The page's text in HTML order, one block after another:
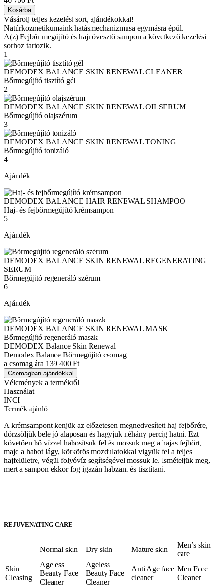
Kosárba
Vásárolj teljes kezelési sort, ajándékokkal!
Natúrkozmetikumaink hatásmechanizmusa egymásra épül.
A(z) Fejbőr megújító és hajnövesztő sampon a következő kezelési
sorhoz tartozik.
1
DEMODEX BALANCE SKIN RENEWAL CLEANER
Bőrmegújító tisztító gél
2
DEMODEX BALANCE SKIN RENEWAL OILSERUM
Bőrmegújító olajszérum
3
DEMODEX BALANCE SKIN RENEWAL TONING
Bőrmegújító tonizáló
4
Ajándék
DEMODEX BALANCE HAIR RENEWAL SHAMPOO
Haj- és fejbőrmegújító krémsampon
5
Ajándék
DEMODEX BALANCE SKIN RENEWAL REGENERATING
SERUM
Bőrmegújító regeneráló szérum
6
Ajándék
DEMODEX BALANCE SKIN RENEWAL MASK
Bőrmegújító regeneráló maszk
DEMODEX Balance Skin Renewal
Demodex Balance Bőrmegújító csomag
a csomag ára 139 400 Ft
Csomagban ajándékkal
Vélemények a termékről
Használat
INCI
Termék ajánló
A krémsampont kenjük az előzetesen megnedvesített haj fejbőrére,
dörzsöljük bele jó alaposan és hagyjuk néhány percig hatni. Ezt
követően bő vízzel habosítsuk fel és mossuk meg a hajas fejbőrt,
majd a habot lágy, körkörös mozdulatokkal vigyük fel a teljes
hajfelületre, végül folyóvíz segítségével mossuk le. Ismételjük meg,
mert a sampon ekkor fog igazán habzani és tisztítani.
REJUVENATING CARE
Normal skin Dry skin Mature skin
Men’s skin
care
Skin
Cleasing
Ageless
Beauty Face
Cleaner
Ageless
Beauty Face
Cleaner
Anti Age face
cleaner
Men Face
Cleaner